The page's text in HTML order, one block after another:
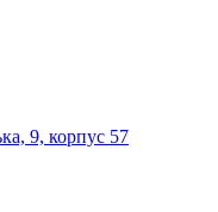
9, корпус 57